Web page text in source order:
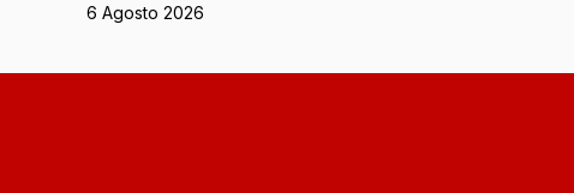
6 Agosto 2026